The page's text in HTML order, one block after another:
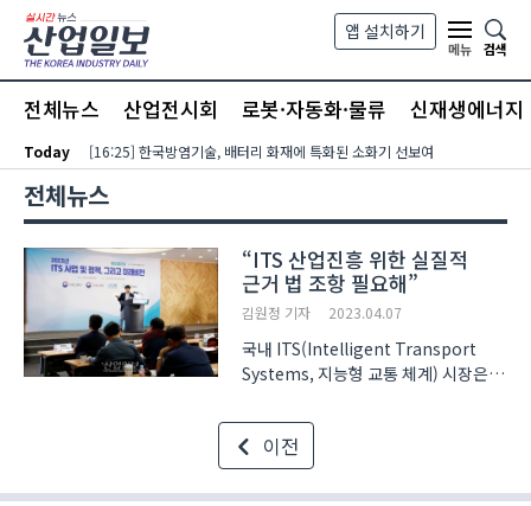
본문 바로가기
앱 설치하기
메뉴
검색
전체뉴스 산업전시회 로봇·자동화·물류 신재생에너지
Today [16:25] 한국방염기술, 배터리 화재에 특화된 소화기 선보여
전체뉴스
“ITS 산업진흥 위한 실질적
근거 법 조항 필요해”
김원정 기자 2023.04.07
국내 ITS(Intelligent Transport
Systems, 지능형 교통 체계) 시장은
활성화에 발맞추지 못하고 있어 개선이
필요하다는 목소리가 나오고 있다. 6일
경기도 킨텍스 제1전시장 204호에서
개최한 ‘2023 ITS..
이전